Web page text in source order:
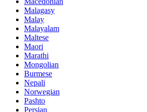
Malagasy
Malay
Malayalam
Maltese
Maori
Marathi
Mongolian
Burmese
Nepali
Norwegian
Pashto
Persian